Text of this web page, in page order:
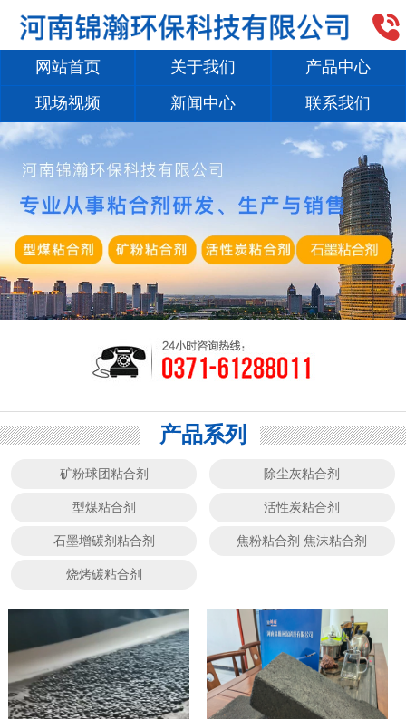

网站首页 关于我们
产品中心
现场视频
新闻中心 联系我们
1/2
产品系列
矿粉球团粘合剂 除尘灰粘合剂
型煤粘合剂 活性炭粘合剂
石墨增碳剂粘合剂 焦粉粘合剂 焦沫粘合剂
烧烤碳粘合剂